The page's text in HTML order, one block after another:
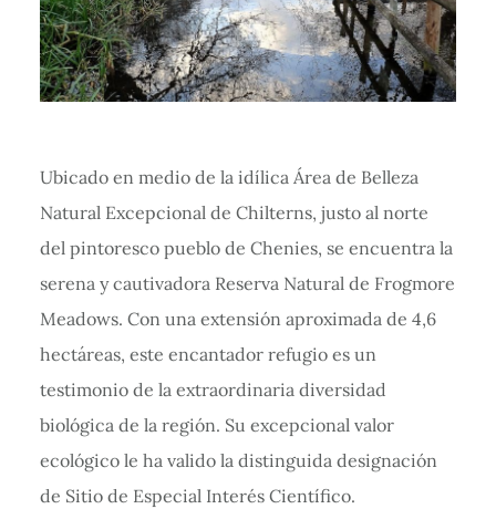
Ubicado en medio de la idílica Área de Belleza
Natural Excepcional de Chilterns, justo al norte
del pintoresco pueblo de Chenies, se encuentra la
serena y cautivadora Reserva Natural de Frogmore
Meadows. Con una extensión aproximada de 4,6
hectáreas, este encantador refugio es un
testimonio de la extraordinaria diversidad
biológica de la región. Su excepcional valor
ecológico le ha valido la distinguida designación
de Sitio de Especial Interés Científico.